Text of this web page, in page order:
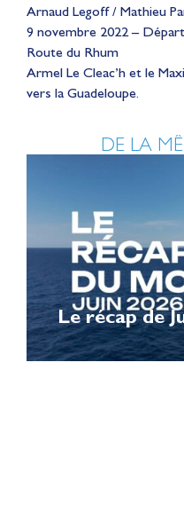
Arnaud Legoff / Mathieu
9 novembre 2022 –
Route du Rhum
Armel Le Cleac’h et le
vers la Guadeloupe.
DE LA
Le récap de